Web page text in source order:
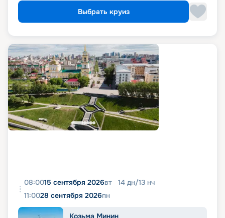
Выбрать круиз
08:0015 сентября 2026вт 14 дн/13 нч
11:0028 сентября 2026пн
Козьма Минин